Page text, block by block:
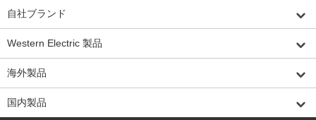
自社ブランド
Western Electric 製品
海外製品
国内製品